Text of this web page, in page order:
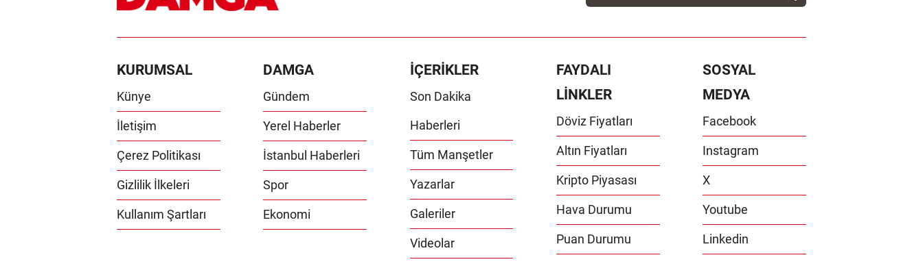
KURUMSAL
Künye
İletişim
Çerez Politikası
Gizlilik İlkeleri
Kullanım Şartları
DAMGA
Gündem
Yerel Haberler
İstanbul Haberleri
Spor
Ekonomi
İÇERİKLER
Son Dakika
Haberleri
Tüm Manşetler
Yazarlar
Galeriler
Videolar
FAYDALI
LİNKLER
Döviz Fiyatları
Altın Fiyatları
Kripto Piyasası
Hava Durumu
Puan Durumu
SOSYAL
MEDYA
Facebook
Instagram
X
Youtube
Linkedin